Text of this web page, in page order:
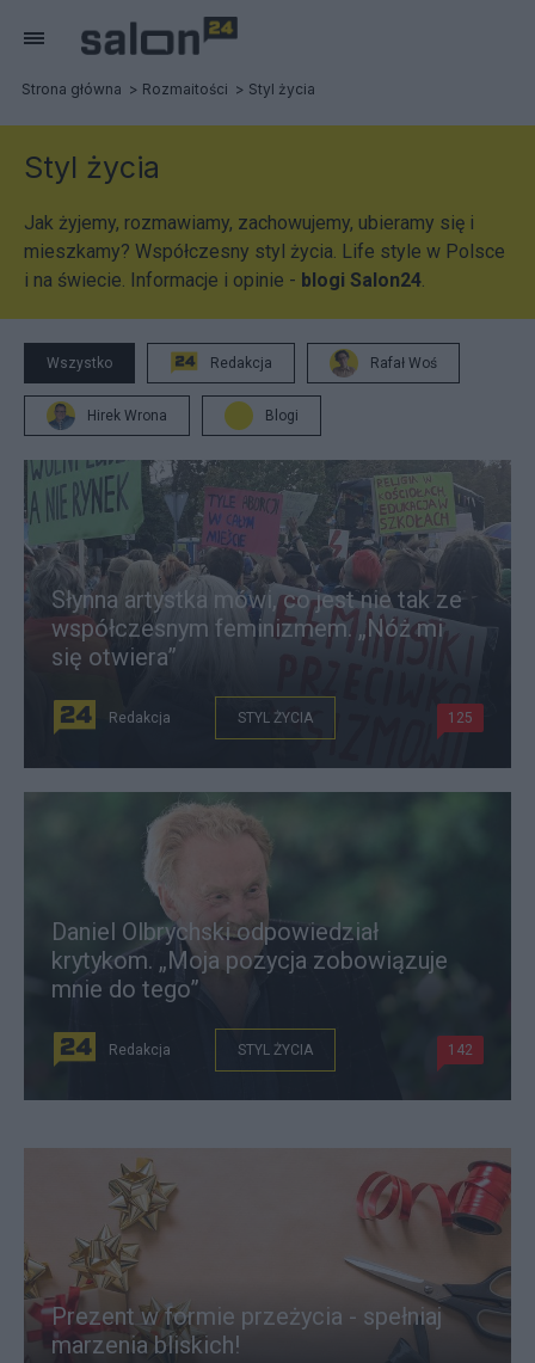
Strona główna Rozmaitości Styl życia
Styl życia
Jak żyjemy, rozmawiamy, zachowujemy, ubieramy się i
mieszkamy? Współczesny styl życia. Life style w Polsce
i na świecie. Informacje i opinie - blogi Salon24.
Wszystko Redakcja Rafał Woś
Hirek Wrona Blogi
Słynna artystka mówi, co jest nie tak ze
współczesnym feminizmem. „Nóż mi
się otwiera”
Redakcja STYL ŻYCIA 125
Daniel Olbrychski odpowiedział
krytykom. „Moja pozycja zobowiązuje
mnie do tego”
Redakcja STYL ŻYCIA 142
Prezent w formie przeżycia - spełniaj
marzenia bliskich!